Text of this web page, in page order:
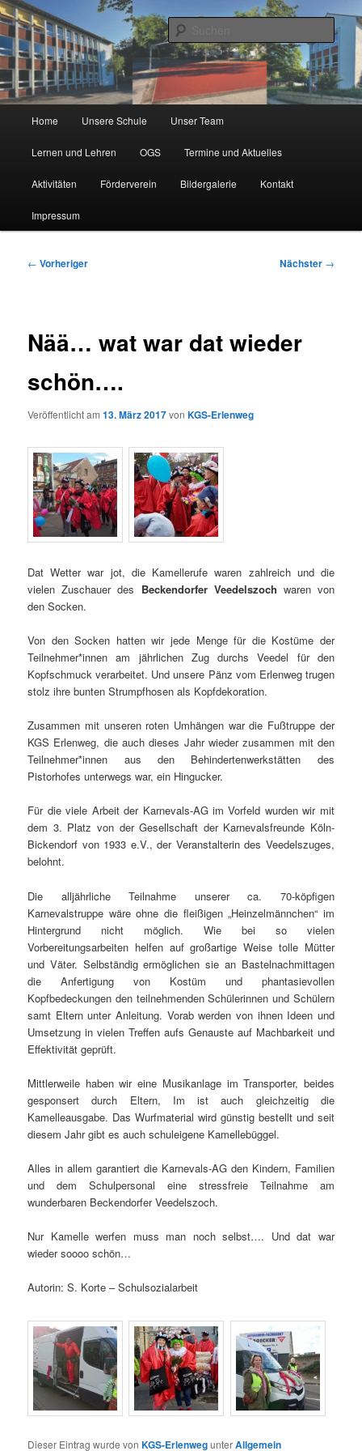
Zum
primären
Inhalt
springenKGS Erlenweg
Städtische Katholische Grundschule
Home Unsere Schule Unser Team
Lernen und Lehren OGS Termine und Aktuelles
Aktivitäten Förderverein Bildergalerie Kontakt
Impressum
Beitragsnavigation
← Vorheriger Nächster →
Nää… wat war dat wieder
schön….
Veröffentlicht am13. März 2017vonKGS-Erlenweg
Dat Wetter war jot, die Kamellerufe waren zahlreich und die
vielen Zuschauer des Beckendorfer Veedelszoch waren von
den Socken.
Von den Socken hatten wir jede Menge für die Kostüme der
Teilnehmer*innen am jährlichen Zug durchs Veedel für den
Kopfschmuck verarbeitet. Und unsere Pänz vom Erlenweg trugen
stolz ihre bunten Strumpfhosen als Kopfdekoration.
Zusammen mit unseren roten Umhängen war die Fußtruppe der
KGS Erlenweg, die auch dieses Jahr wieder zusammen mit den
Teilnehmer*innen aus den Behindertenwerkstätten des
Pistorhofes unterwegs war, ein Hingucker.
Für die viele Arbeit der Karnevals-AG im Vorfeld wurden wir mit
dem 3. Platz von der Gesellschaft der Karnevalsfreunde Köln-
Bickendorf von 1933 e.V., der Veranstalterin des Veedelszuges,
belohnt.
Die alljährliche Teilnahme unserer ca. 70-köpfigen
Karnevalstruppe wäre ohne die fleißigen „Heinzelmännchen“ im
Hintergrund nicht möglich. Wie bei so vielen
Vorbereitungsarbeiten helfen auf großartige Weise tolle Mütter
und Väter. Selbständig ermöglichen sie an Bastelnachmittagen
die Anfertigung von Kostüm und phantasievollen
Kopfbedeckungen den teilnehmenden Schülerinnen und Schülern
samt Eltern unter Anleitung. Vorab werden von ihnen Ideen und
Umsetzung in vielen Treffen aufs Genauste auf Machbarkeit und
Effektivität geprüft.
Mittlerweile haben wir eine Musikanlage im Transporter, beides
gesponsert durch Eltern, Im ist auch gleichzeitig die
Kamelleausgabe. Das Wurfmaterial wird günstig bestellt und seit
diesem Jahr gibt es auch schuleigene Kamellebüggel.
Alles in allem garantiert die Karnevals-AG den Kindern, Familien
und dem Schulpersonal eine stressfreie Teilnahme am
wunderbaren Beckendorfer Veedelszoch.
Nur Kamelle werfen muss man noch selbst…. Und dat war
wieder soooo schön…
Autorin: S. Korte – Schulsozialarbeit
Dieser Eintrag wurde vonKGS-ErlenwegunterAllgemein